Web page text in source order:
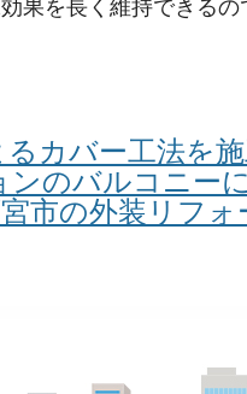
果を長く維持できる
るカバー工法
ンのバルコニー
の外装リフォ